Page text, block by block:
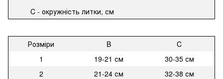
C - окружність литки, см
Розміри B
C
1
19-21 см
30-35 см
2
21-24 см
32-38 см